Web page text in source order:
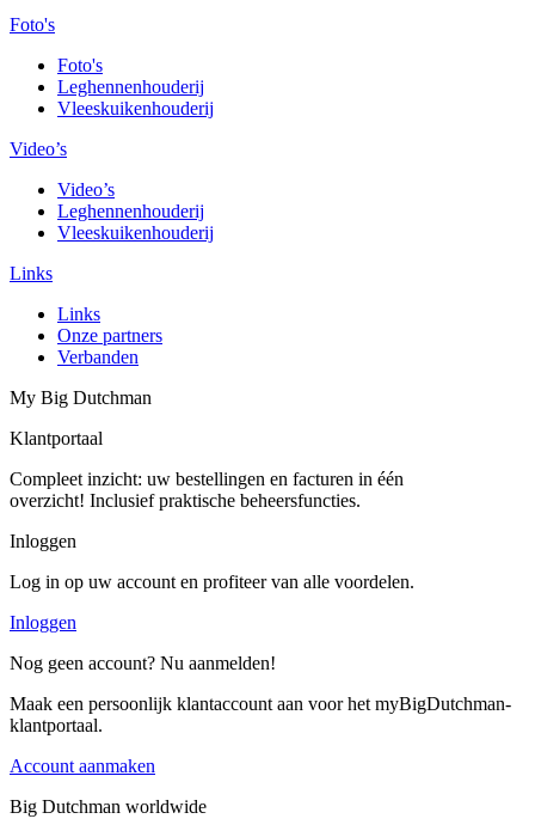
Foto's
Foto's
Leghennenhouderij
Vleeskuikenhouderij
Video’s
Video’s
Leghennenhouderij
Vleeskuikenhouderij
Links
Links
Onze partners
Verbanden
My Big Dutchman
Klantportaal
Compleet inzicht: uw bestellingen en facturen in één
overzicht! Inclusief praktische beheersfuncties.
Inloggen
Log in op uw account en profiteer van alle voordelen.
Inloggen
Nog geen account? Nu aanmelden!
Maak een persoonlijk klantaccount aan voor het myBigDutchman-
klantportaal.
Account aanmaken
Big Dutchman worldwide